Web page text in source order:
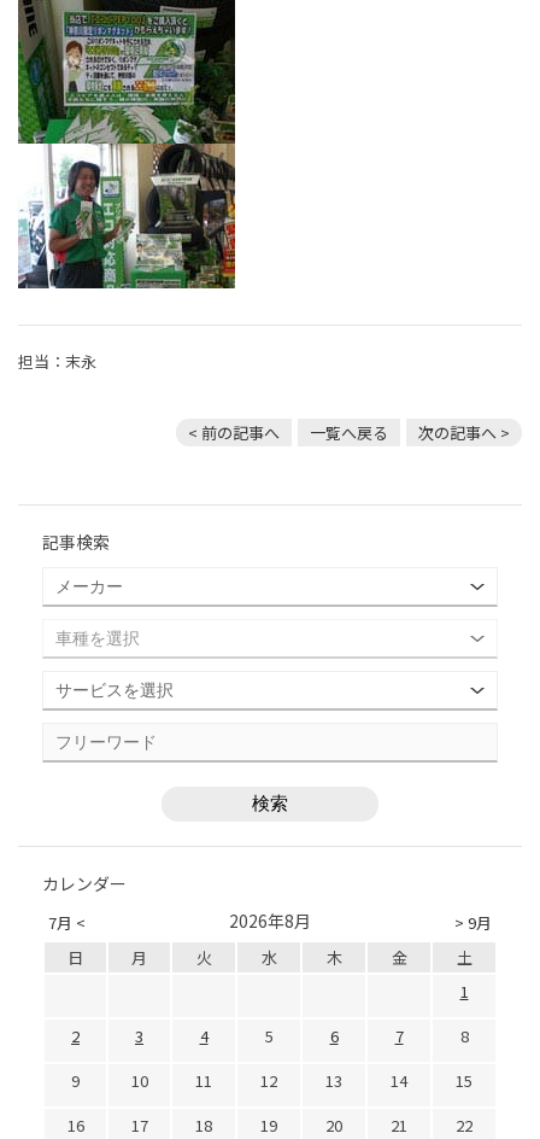
担当：末永
< 前の記事へ 一覧へ戻る 次の記事へ >
記事検索
カレンダー
7月 < > 9月
2026年8月
日 月 火 水 木 金
土
1
2
3 4 5 6 7
8
9
10 11 12 13 14
15
16
17 18 19 20 21 22